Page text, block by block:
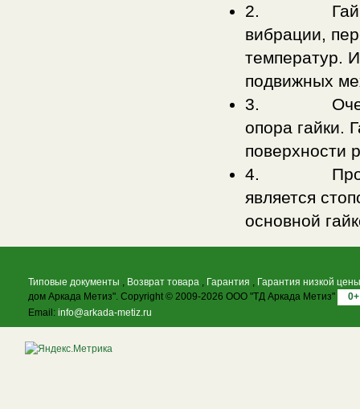
2. Гайка с
вибрации,
температур.
подвижных
3. Очень
опора гайки.
поверхности
4. Простым
является
основной
Типовые документы , Возврат товара , Гарантия , Гарантия низкой цены
дом Аркада Метиз". Copyright © 2009-2026 ООО "ТД Аркада Метиз"
0+
Email: info@arkada-metiz.ru